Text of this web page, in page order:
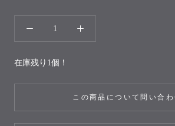
在庫残り1個！
この商品について問い合わ